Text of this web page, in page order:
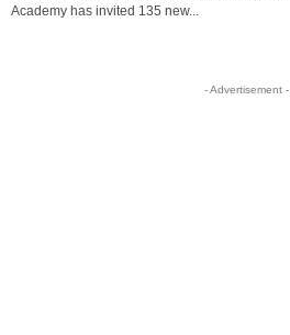
Academy has invited 135 new...
- Advertisement -